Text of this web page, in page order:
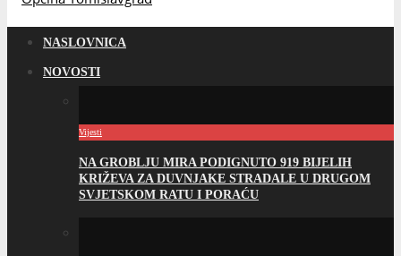
NASLOVNICA
NOVOSTI
Vijesti
NA GROBLJU MIRA PODIGNUTO 919 BIJELIH
KRIŽEVA ZA DUVNJAKE STRADALE U DRUGOM
SVJETSKOM RATU I PORAĆU